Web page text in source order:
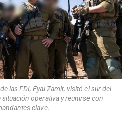
las FDI, Eyal Zamir, visitó el sur del
situación operativa y reunirse con
clave.